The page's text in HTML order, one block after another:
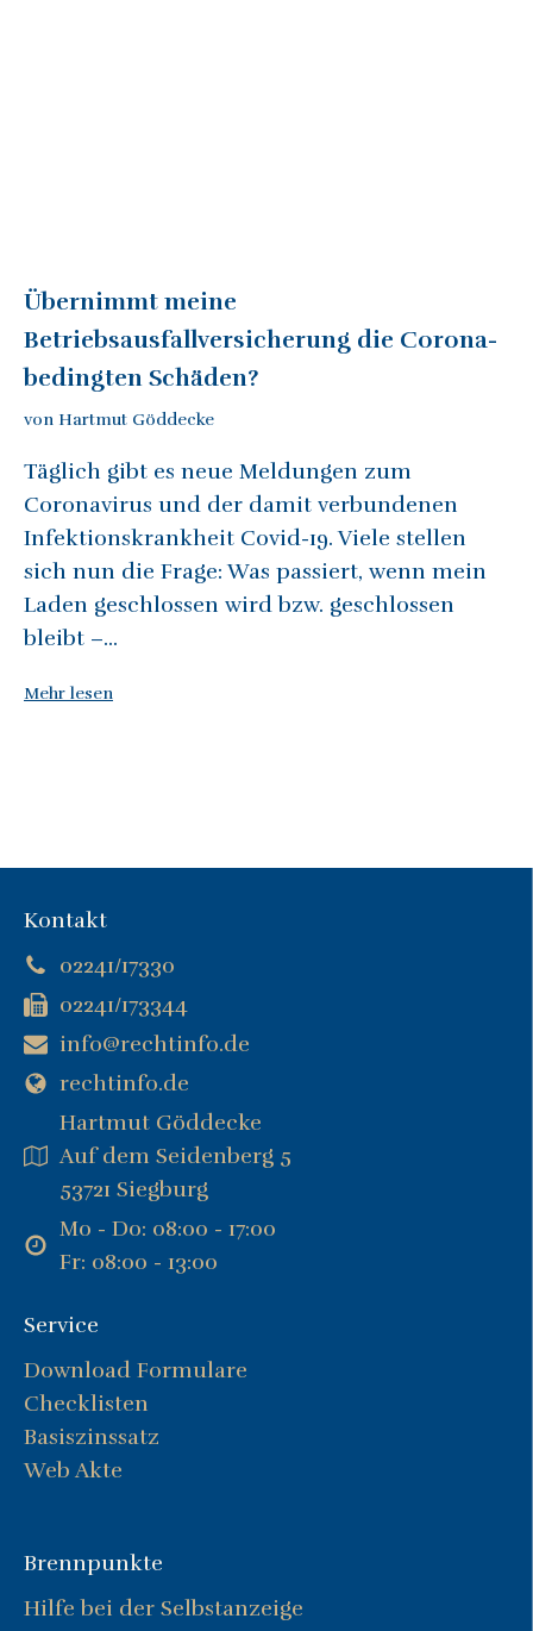
Übernimmt meine
Betriebsausfallversicherung die Corona-
bedingten Schäden?
von Hartmut Göddecke
Täglich gibt es neue Meldungen zum
Coronavirus und der damit verbundenen
Infektionskrankheit Covid-19. Viele stellen
sich nun die Frage: Was passiert, wenn mein
Laden geschlossen wird bzw. geschlossen
bleibt –...
Mehr lesen
Kontakt
02241/17330
02241/173344
info@rechtinfo.de
rechtinfo.de
Hartmut Göddecke
Auf dem Seidenberg 5
53721 Siegburg
Mo - Do: 08:00 - 17:00
Fr: 08:00 - 13:00
Service
Download Formulare
Checklisten
Basiszinssatz
Web Akte
Brennpunkte
Hilfe bei der Selbstanzeige